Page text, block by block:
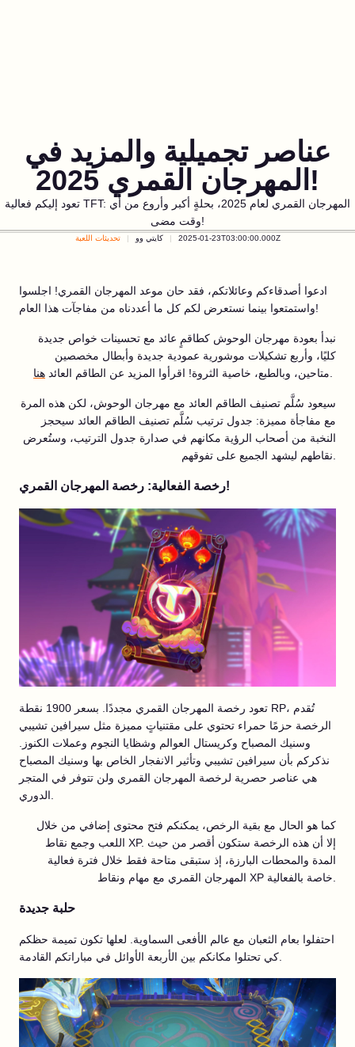
عناصر تجميلية والمزيد في
المهرجان القمري 2025!
تعود إليكم فعالية TFT: المهرجان القمري لعام 2025، بحلةٍ أكبر وأروع من أي
وقت مضى!
تحديثات اللعبة كايتي وو 2025-01-23T03:00:00.000Z
ادعوا أصدقاءكم وعائلاتكم، فقد حان موعد المهرجان القمري! اجلسوا
واستمتعوا بينما نستعرض لكم كل ما أعددناه من مفاجآت هذا العام!
نبدأ بعودة مهرجان الوحوش كطاقمٍ عائد مع تحسينات خواص جديدة
كليًا، وأربع تشكيلات موشورية عمودية جديدة وأبطال مخصصين
متاحين، وبالطبع، خاصية الثروة! اقرأوا المزيد عن الطاقم العائد هنا
سيعود سُلَّم تصنيف الطاقم العائد مع مهرجان الوحوش، لكن هذه المرة
مع مفاجأة مميزة: جدول ترتيب سُلَّم تصنيف الطاقم العائد سيحجز
النخبة من أصحاب الرؤية مكانهم في صدارة جدول الترتيب، وستُعرض
رخصة الفعالية: رخصة المهرجان القمري!
تعود رخصة المهرجان القمري مجددًا. بسعر 1900 نقطة RP، تُقدم
الرخصة حزمًا حمراء تحتوي على مقتنياتٍ مميزة مثل سيرافين تشيبي
وسنيك المصباح وكريستال العوالم وشظايا النجوم وعملات الكنوز.
نذكركم بأن سيرافين تشيبي وتأثير الانفجار الخاص بها وسنيك المصباح
هي عناصر حصرية لرخصة المهرجان القمري ولن تتوفر في المتجر
كما هو الحال مع بقية الرخص، يمكنكم فتح محتوى إضافي من خلال
اللعب وجمع نقاط XP. إلا أن هذه الرخصة ستكون أقصر من حيث
المدة والمحطات البارزة، إذ ستبقى متاحة فقط خلال فترة فعالية
حلبة جديدة
احتفلوا بعام الثعبان مع عالم الأفعى السماوية. لعلها تكون تميمة حظكم